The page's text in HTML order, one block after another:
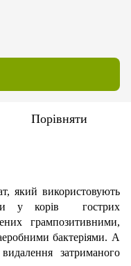
Порівняти
який використовують
у корів гострих
грампозитивними,
бактеріями. А
затриманого